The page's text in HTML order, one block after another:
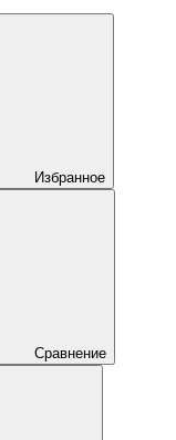
Избранное
Сравнение